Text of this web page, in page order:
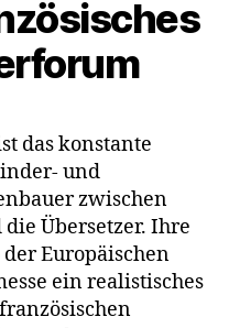
das konstante
und
zwischen
Übersetzer. Ihre
Europäischen
ein realistisches